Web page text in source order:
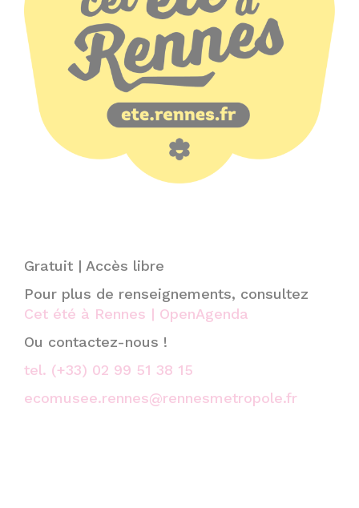
Gratuit | Accès libre
Pour plus de renseignements, consultez
Cet été à Rennes | OpenAgenda
Ou contactez-nous !
tel. (+33) 02 99 51 38 15
ecomusee.rennes@rennesmetropole.fr